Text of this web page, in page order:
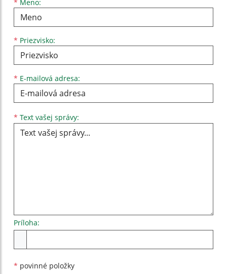
* Meno:
Meno
* Priezvisko:
Priezvisko
* E-mailová adresa:
E-mailová adresa
* Text vašej správy:
Príloha:
* povinné položky